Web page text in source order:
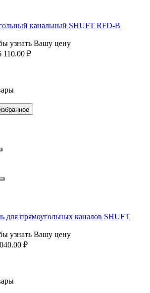
канальный SHUFT RFD-B
узнать Вашу цену
110.00 ₽
для прямоугольных каналов SHUFT
узнать Вашу цену
₽